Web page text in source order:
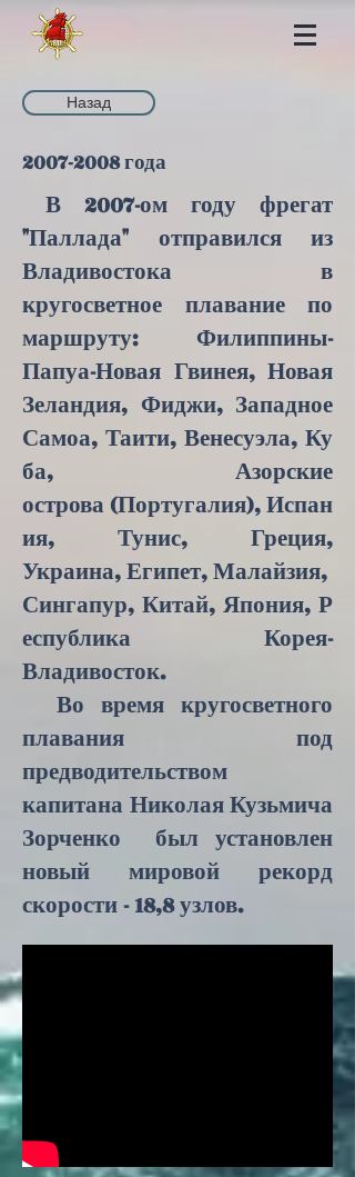
Назад
2007-2008года
В 2007-ом году фрегат
"Паллада" отправился из
Владивостока в
кругосветное плавание по
маршруту: Филиппины-
Папуа-Новая Гвинея, Новая
Зеландия, Фиджи, Западное
Самоа, Таити, Венесуэла, Ку
ба, Азорские
острова (Португалия),Испан
ия, Тунис, Греция,
Украина,Египет,Малайзия,
Сингапур, Китай, Япония, Р
еспублика Корея-
Владивосток.
Во время кругосветного
плавания под
предводительством
капитана Николая Кузьмича
Зорченко был установлен
новый мировой рекорд
скорости - 18,8 узлов.